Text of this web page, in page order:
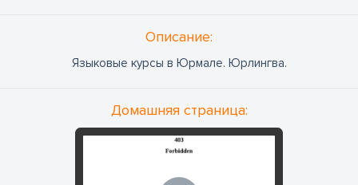
Oписание:
Языковые курсы в Юрмале. Юрлингва.
Домашняя страница: